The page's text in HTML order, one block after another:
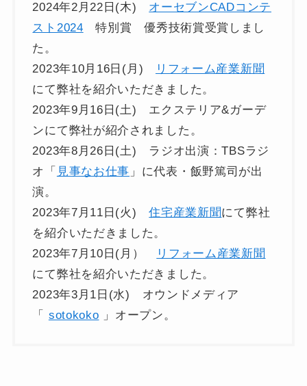
2024年2月22日(木) オーセブンCADコンテ
スト2024 特別賞 優秀技術賞受賞しまし
た。
2023年10月16日(月)
リフォーム産業新聞
にて弊社を紹介いただきました。
2023年9月16日(土) エクステリア&ガーデ
ンにて弊社が紹介されました。
2023年8月26日(土) ラジオ出演：TBSラジ
オ「 見事なお仕事 」に代表・飯野篤司が出
演。
2023年7月11日(火)住宅産業新聞にて弊社
を紹介いただきました。
2023年7月10日(月）
リフォーム産業新聞
にて弊社を紹介いただきました。
2023年3月1日(水) オウンドメディア
「 sotokoko 」オープン。